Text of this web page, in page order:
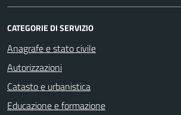
CATEGORIE DI SERVIZIO
Anagrafe e stato civile
Autorizzazioni
Catasto e urbanistica
Educazione e formazione